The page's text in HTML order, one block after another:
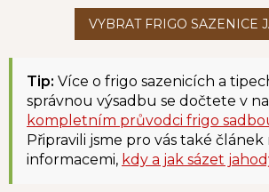
Tip: Více o frigo sazenicích a
správnou výsadbu se dočtete v
kompletním průvodci frigo
Připravili jsme pro vás také článek
informacemi, kdy a jak sázet